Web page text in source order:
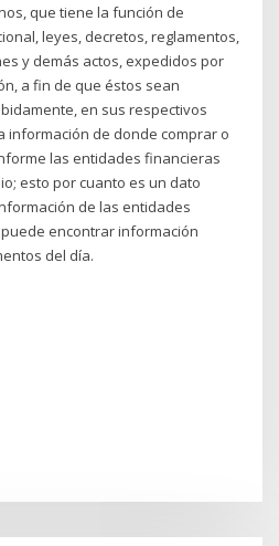
que tiene la función de
leyes, decretos, reglamentos,
y demás actos, expedidos por
a fin de que éstos sean
en sus respectivos
información de donde comprar o
las entidades financieras
esto por cuanto es un dato
de las entidades
encontrar información
del día.